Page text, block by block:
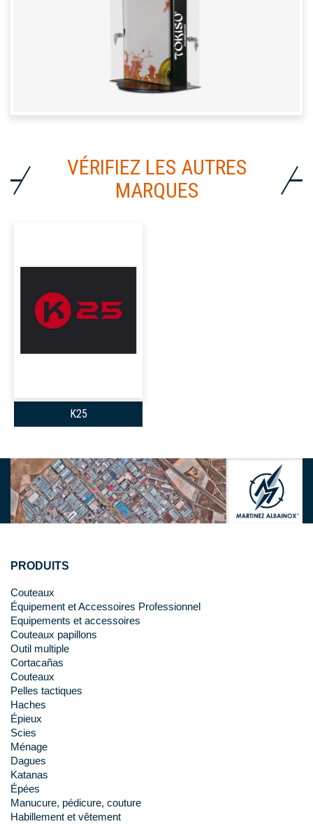
VÉRIFIEZ LES AUTRES
MARQUES
K25
PRODUITS
Couteaux
Équipement et Accessoires Professionnel
Equipements et accessoires
Couteaux papillons
Outil multiple
Cortacañas
Couteaux
Pelles tactiques
Haches
Épieux
Scies
Ménage
Dagues
Katanas
Épées
Manucure, pédicure, couture
Habillement et vêtement